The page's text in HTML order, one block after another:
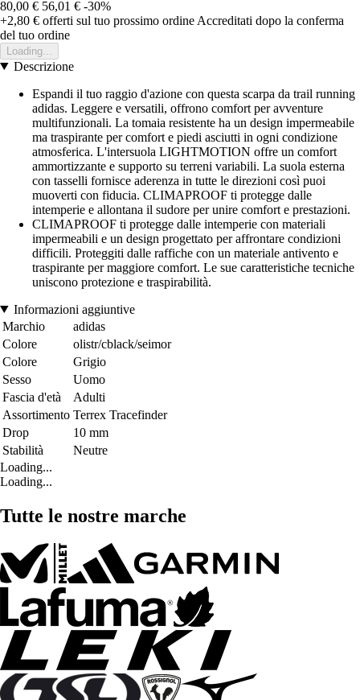
80,00 € 56,01 € -30%
+2,80 € offerti sul tuo prossimo ordine Accreditati dopo la conferma
del tuo ordine
Loading...
Descrizione
Espandi il tuo raggio d'azione con questa scarpa da trail running
adidas. Leggere e versatili, offrono comfort per avventure
multifunzionali. La tomaia resistente ha un design impermeabile
ma traspirante per comfort e piedi asciutti in ogni condizione
atmosferica. L'intersuola LIGHTMOTION offre un comfort
ammortizzante e supporto su terreni variabili. La suola esterna
con tasselli fornisce aderenza in tutte le direzioni così puoi
muoverti con fiducia. CLIMAPROOF ti protegge dalle
intemperie e allontana il sudore per unire comfort e prestazioni.
CLIMAPROOF ti protegge dalle intemperie con materiali
impermeabili e un design progettato per affrontare condizioni
difficili. Proteggiti dalle raffiche con un materiale antivento e
traspirante per maggiore comfort. Le sue caratteristiche tecniche
uniscono protezione e traspirabilità.
Informazioni aggiuntive
Marchio
adidas
Colore
olistr/cblack/seimor
Colore
Grigio
Sesso
Uomo
Fascia d'età
Adulti
Assortimento Terrex Tracefinder
Drop
10 mm
Stabilità
Neutre
Loading...
Loading...
Tutte le nostre marche